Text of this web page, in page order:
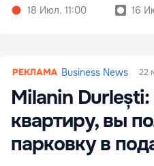
18 Июл. 11:00
16
Business News 22
Milanin
квартиру, вы
парковку в